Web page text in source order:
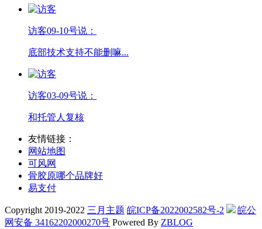
访客09-10号说：
底部技术支持不能删嘛...
访客03-09号说：
和托管人复核
友情链接：
网站地图
可风网
骨胶原哪个品牌好
易支付
Copyright 2019-2022 三月主题 皖ICP备2022002582号-2
皖公
网安备 34162202000270号 Powered By ZBLOG